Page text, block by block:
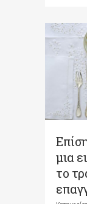
μια
το